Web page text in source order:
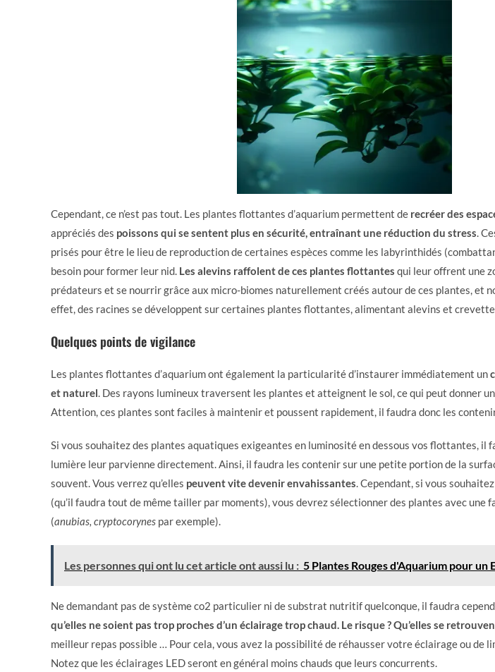
Cependant, ce n’est pas tout. Les plantes flottantes d’aquarium permettent de recréer des
appréciés des poissons qui se sentent plus en sécurité, entraînant une réduction du stress.
prisés pour être le lieu de reproduction de certaines espèces comme les labyrinthidés
besoin pour former leur nid. Les alevins raffolent de ces plantes flottantes qui leur offrent une
prédateurs et se nourrir grâce aux micro-biomes naturellement créés autour de ces plantes, et
effet, des racines se développent sur certaines plantes flottantes, alimentant alevins et
Quelques points de vigilance
Les plantes flottantes d’aquarium ont également la particularité d’instaurer immédiatement un
et naturel. Des rayons lumineux traversent les plantes et atteignent le sol, ce qui peut donner un
Attention, ces plantes sont faciles à maintenir et poussent rapidement, il faudra donc les
Si vous souhaitez des plantes aquatiques exigeantes en luminosité en dessous vos flottantes, il
lumière leur parvienne directement. Ainsi, il faudra les contenir sur une petite portion de la
souvent. Vous verrez qu’elles peuvent vite devenir envahissantes. Cependant, si vous
(qu’il faudra tout de même tailler par moments), vous devrez sélectionner des plantes avec une
(anubias, cryptocorynes par exemple).
Les personnes qui ont lu cet article ont aussi lu : 5 Plantes Rouges d'Aquarium pour un
Ne demandant pas de système co2 particulier ni de substrat nutritif quelconque, il faudra
qu’elles ne soient pas trop proches d’un éclairage trop chaud. Le risque ? Qu’elles se
meilleur repas possible … Pour cela, vous avez la possibilité de réhausser votre éclairage ou de
Notez que les éclairages LED seront en général moins chauds que leurs concurrents.